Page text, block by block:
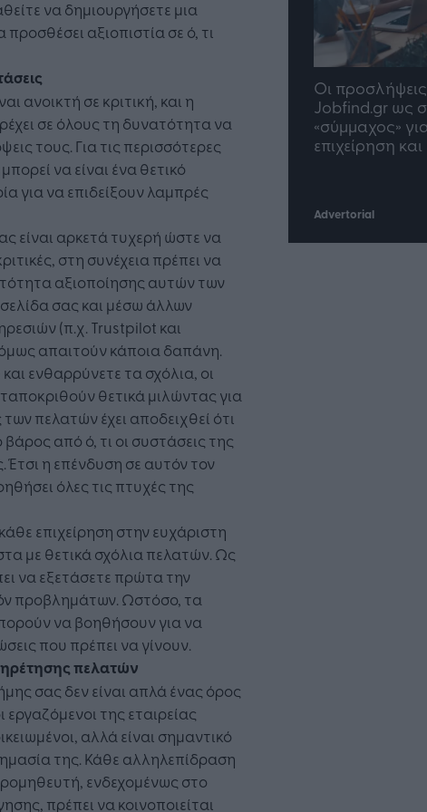
να δημιουργήσετε μια
αξιοπιστία σε ό, τι
ανοικτή σε κριτική, και η
σε όλους τη δυνατότητα να
τους. Για τις περισσότερες
να είναι ένα θετικό
για να επιδείξουν λαμπρές
είναι αρκετά τυχερή ώστε να
στη συνέχεια πρέπει να
αξιοποίησης αυτών των
σας και μέσω άλλων
(π.χ. Trustpilot και
απαιτούν κάποια δαπάνη.
ενθαρρύνετε τα σχόλια, οι
θετικά μιλώντας για
πελατών έχει αποδειχθεί ότι
από ό, τι οι συστάσεις της
Έτσι η επένδυση σε αυτόν τον
όλες τις πτυχές της
επιχείρηση στην ευχάριστη
με θετικά σχόλια πελατών. Ως
να εξετάσετε πρώτα την
προβλημάτων. Ωστόσο, τα
να βοηθήσουν για να
που πρέπει να γίνουν.
πελατών
σας δεν είναι απλά ένας όρος
εργαζόμενοι της εταιρείας
αλλά είναι σημαντικό
της. Κάθε αλληλεπίδραση
ενδεχομένως στο
πρέπει να κοινοποιείται
το νέο
της
Jobfind.gr ως στρατηγικός
«σύμμαχος» για κάθε
επιχείρηση και εργαζόμενο
TP Greece: Πώς
του Insurance
του AI
Advertorial